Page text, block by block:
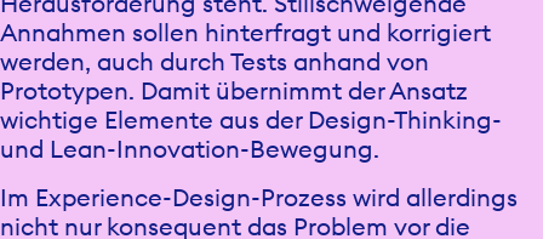
Annahmen sollen hinterfragt und korrigiert
werden, auch durch Tests anhand von
Prototypen. Damit übernimmt der Ansatz
wichtige Elemente aus der Design-Thinking-
und Lean-Innovation-Bewegung.
Im Experience-Design-Prozess wird allerdings
nicht nur konsequent das Problem vor die